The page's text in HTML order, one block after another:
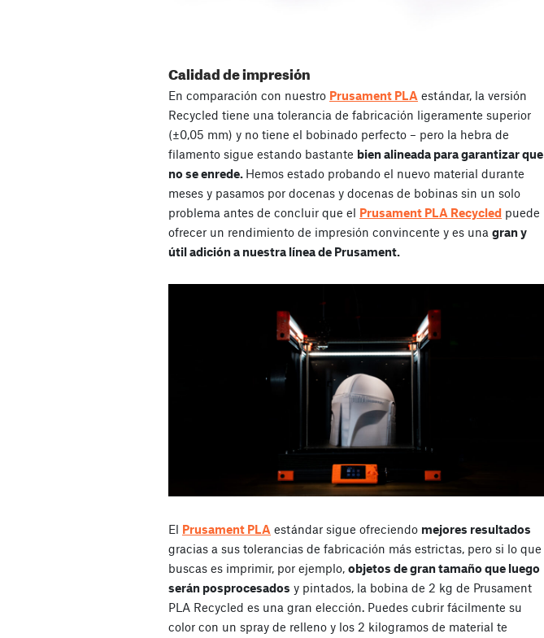
Calidad de impresión
En comparación con nuestro Prusament PLA estándar, la versión
Recycled tiene una tolerancia de fabricación ligeramente superior
(±0,05 mm) y no tiene el bobinado perfecto – pero la hebra de
filamento sigue estando bastante bien alineada para garantizar que
no se enrede. Hemos estado probando el nuevo material durante
meses y pasamos por docenas y docenas de bobinas sin un solo
problema antes de concluir que el Prusament PLA Recycled puede
ofrecer un rendimiento de impresión convincente y es una gran y
útil adición a nuestra línea de Prusament.
El Prusament PLA estándar sigue ofreciendo mejores resultados
gracias a sus tolerancias de fabricación más estrictas, pero si lo que
buscas es imprimir, por ejemplo, objetos de gran tamaño que luego
serán posprocesados y pintados, la bobina de 2 kg de Prusament
PLA Recycled es una gran elección. Puedes cubrir fácilmente su
color con un spray de relleno y los 2 kilogramos de material te